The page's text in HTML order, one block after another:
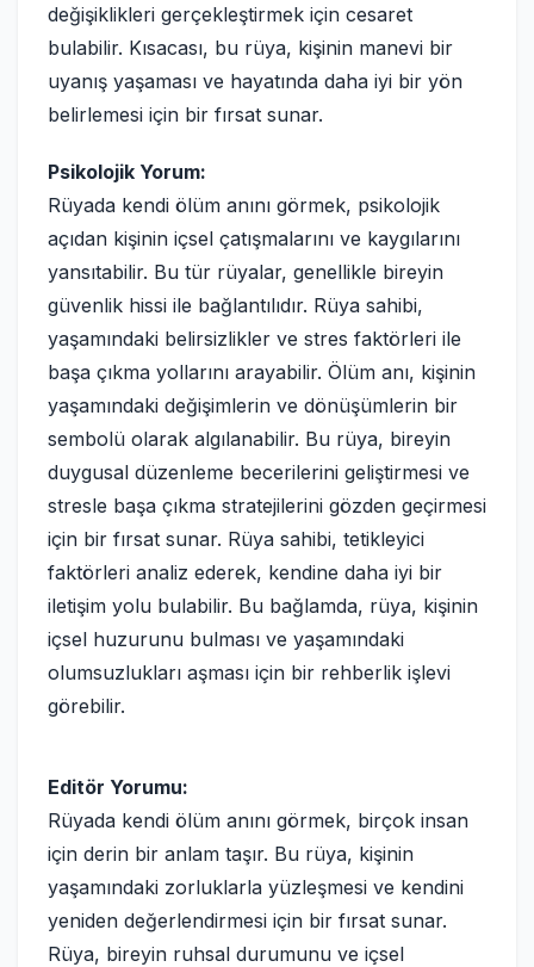
değişiklikleri gerçekleştirmek için cesaret
bulabilir. Kısacası, bu rüya, kişinin manevi bir
uyanış yaşaması ve hayatında daha iyi bir yön
belirlemesi için bir fırsat sunar.
Psikolojik Yorum:
Rüyada kendi ölüm anını görmek, psikolojik
açıdan kişinin içsel çatışmalarını ve kaygılarını
yansıtabilir. Bu tür rüyalar, genellikle bireyin
güvenlik hissi ile bağlantılıdır. Rüya sahibi,
yaşamındaki belirsizlikler ve stres faktörleri ile
başa çıkma yollarını arayabilir. Ölüm anı, kişinin
yaşamındaki değişimlerin ve dönüşümlerin bir
sembolü olarak algılanabilir. Bu rüya, bireyin
duygusal düzenleme becerilerini geliştirmesi ve
stresle başa çıkma stratejilerini gözden geçirmesi
için bir fırsat sunar. Rüya sahibi, tetikleyici
faktörleri analiz ederek, kendine daha iyi bir
iletişim yolu bulabilir. Bu bağlamda, rüya, kişinin
içsel huzurunu bulması ve yaşamındaki
olumsuzlukları aşması için bir rehberlik işlevi
görebilir.
Editör Yorumu:
Rüyada kendi ölüm anını görmek, birçok insan
için derin bir anlam taşır. Bu rüya, kişinin
yaşamındaki zorluklarla yüzleşmesi ve kendini
yeniden değerlendirmesi için bir fırsat sunar.
Rüya, bireyin ruhsal durumunu ve içsel